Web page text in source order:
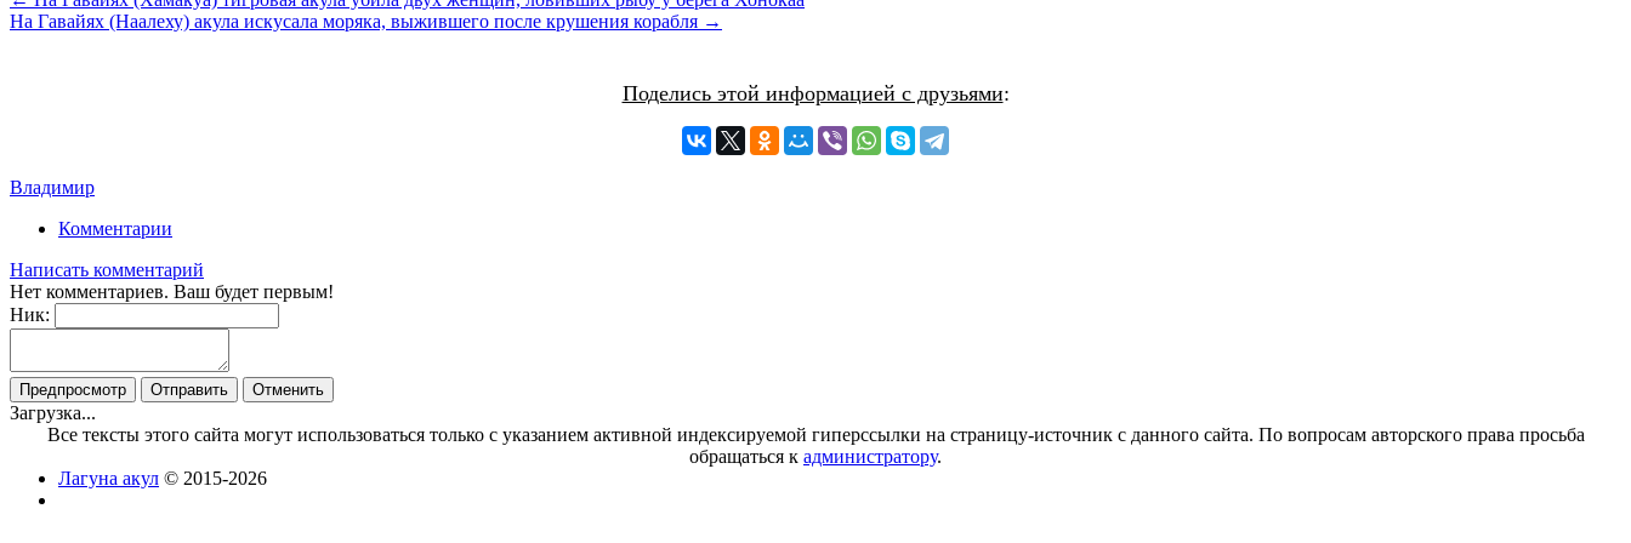
На Гавайях (Наалеху) акула искусала моряка, выжившего после крушения корабля →
Поделись этой информацией с друзьями:
Владимир
Комментарии
Написать комментарий
Нет комментариев. Ваш будет первым!
Ник:
Загрузка...
Все тексты этого сайта могут использоваться только с указанием активной индексируемой гиперссылки на страницу-источник с данного сайта. По вопросам авторского права просьба
обращаться к администратору.
Лагуна акул © 2015-2026